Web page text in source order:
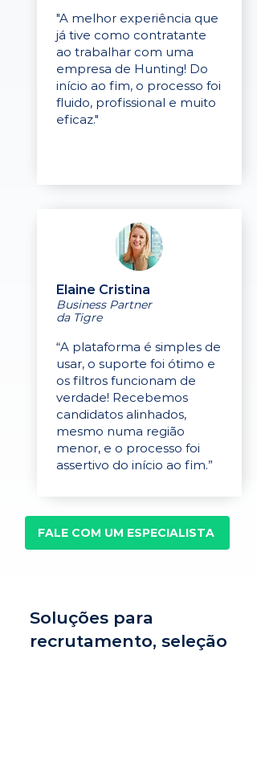
"A melhor experiência que
já tive como contratante
ao trabalhar com uma
empresa de Hunting! Do
início ao fim, o processo foi
fluido, profissional e muito
eficaz."
Elaine Cristina
Business Partner
da Tigre
“A plataforma é simples de
usar, o suporte foi ótimo e
os filtros funcionam de
verdade! Recebemos
candidatos alinhados,
mesmo numa região
menor, e o processo foi
assertivo do início ao fim.”
FALE COM UM ESPECIALISTA
Soluções para
recrutamento, seleção